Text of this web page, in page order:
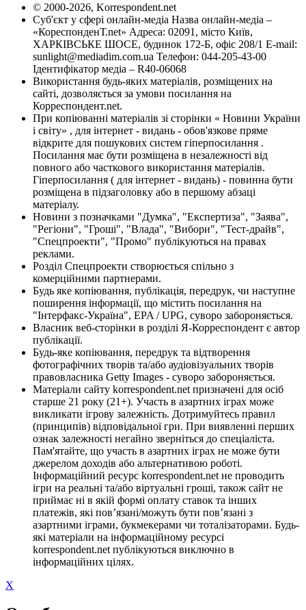
© 2000-2026, Korrespondent.net
Суб'єкт у сфері онлайн-медіа Назва онлайн-медіа –
«КореспонденТ.net» Адреса: 02091, місто Київ,
ХАРКІВСЬКЕ ШОСЕ, будинок 172-Б, офіс 208/1 E-mail:
sunlight@mediadim.com.ua Телефон: 044-205-43-00
Ідентифікатор медіа – R40-06068
Використання будь-яких матеріалів, розміщених на
сайті, дозволяється за умови посилання на
Корреспондент.net.
При копіюванні матеріалів зі сторінки « Новини України
і світу» , для інтернет - видань - обов'язкове пряме
відкрите для пошукових систем гіперпосилання .
Посилання має бути розміщена в незалежності від
повного або часткового використання матеріалів.
Гіперпосилання ( для інтернет - видань) - повинна бути
розміщена в підзаголовку або в першому абзаці
матеріалу.
Новини з позначками "Думка", "Експертиза", "Заява",
"Регіони", "Гроші", "Влада", "Вибори", "Тест-драйв",
"Спецпроекти", "Промо" публікуються на правах
реклами.
Розділ Спецпроекти створюється спільно з
комерційними партнерами.
Будь яке копіювання, публікація, передрук, чи наступне
поширення інформації, що містить посилання на
"Інтерфакс-Україна", EPA / UPG, суворо забороняється.
Власник веб-сторінки в розділі Я-Корреспондент є автор
публікації.
Будь-яке копіювання, передрук та відтворення
фотографічних творів та/або аудіовізуальних творів
правовласника Getty Images - суворо забороняється.
Матеріали сайту korrespondent.net призначені для осіб
старше 21 року (21+). Участь в азартних іграх може
викликати ігрову залежність. Дотримуйтесь правил
(принципів) відповідальної гри. При виявленні перших
ознак залежності негайно зверніться до спеціаліста.
Пам'ятайте, що участь в азартних іграх не може бути
джерелом доходів або альтернативою роботі.
Інформаційний ресурс korrespondent.net не проводить
ігри на реальні та/або віртуальні гроші, також сайт не
приймає ні в якій формі оплату ставок та інших
платежів, які пов’язані/можуть бути пов’язані з
азартними іграми, букмекерами чи тоталізаторами. Будь-
які матеріали на інформаційному ресурсі
korrespondent.net публікуються виключно в
інформаційних цілях.
X